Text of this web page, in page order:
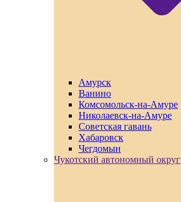
Амурск
Ванино
Комсомольск-на-Амуре
Николаевск-на-Амуре
Советская гавань
Хабаровск
Чегдомын
Чукотский автономный округ